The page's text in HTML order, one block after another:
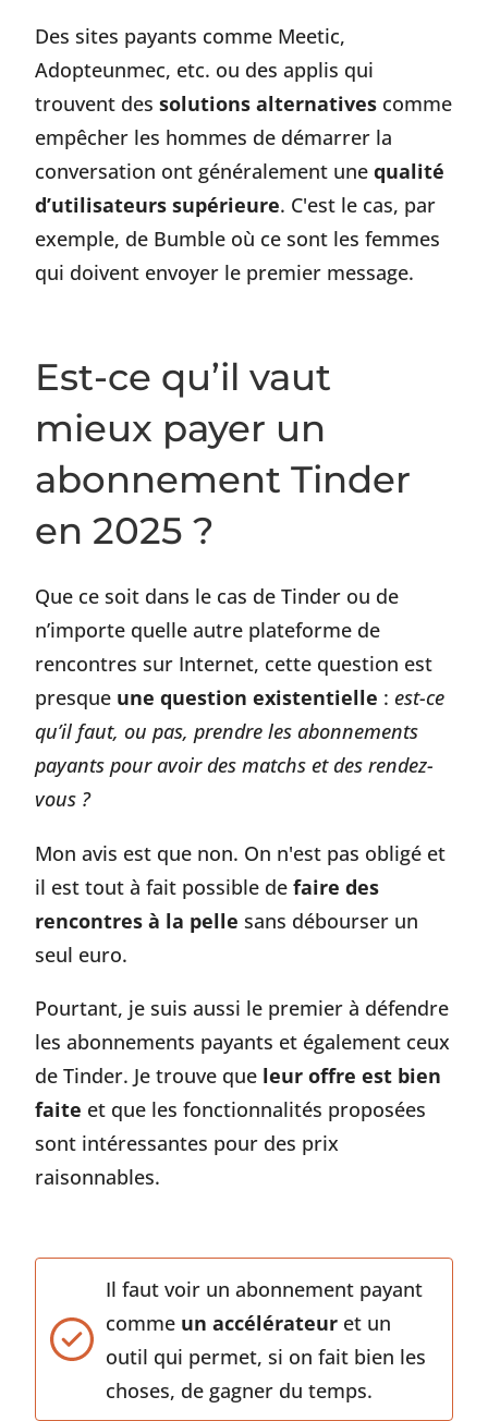
Des sites payants comme Meetic,
Adopteunmec, etc. ou des applis qui
trouvent dessolutions alternatives comme
empêcher les hommes de démarrer la
conversation ont généralement unequalité
d’utilisateurs supérieure. C'est le cas, par
exemple, de Bumble où ce sont les femmes
qui doivent envoyer le premier message.
Est-ce qu’il vaut
mieux payer un
abonnement Tinder
en 2025 ?
Que ce soit dans le cas de Tinder ou de
n’importe quelle autre plateforme de
rencontres sur Internet, cette question est
presque une question existentielle :est-ce
qu’il faut, ou pas, prendre les abonnements
payants pour avoir des matchs et des rendez-
vous ?
Mon avis est que non. On n'est pas obligé et
il est tout à fait possible defaire des
rencontres à la pelle sans débourser un
seul euro.
Pourtant, je suis aussi le premier à défendre
les abonnements payants et également ceux
de Tinder. Je trouve que leur offre est bien
faite et que les fonctionnalités proposées
sont intéressantes pour des prix
raisonnables.
Il faut voir un abonnement payant
comme un accélérateur et un
outil qui permet, si on fait bien les
choses, de gagner du temps.